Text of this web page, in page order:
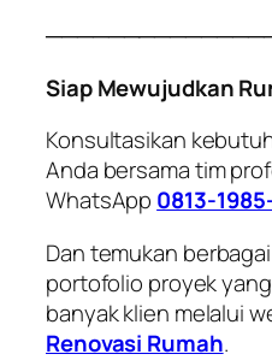
Siap Mewujudkan
Konsultasikan
Anda bersama tim
WhatsApp 0813-
Dan temukan
portofolio proyek
banyak klien melalui
Renovasi Rumah.